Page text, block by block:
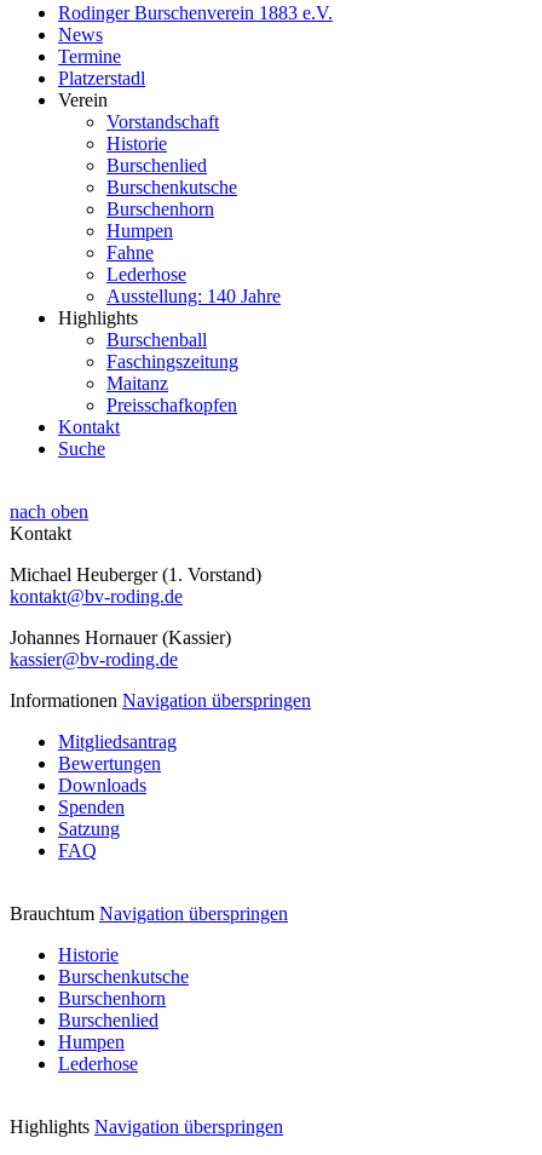
Rodinger Burschenverein 1883 e.V.
News
Termine
Platzerstadl
Verein
Vorstandschaft
Historie
Burschenlied
Burschenkutsche
Burschenhorn
Humpen
Fahne
Lederhose
Ausstellung: 140 Jahre
Highlights
Burschenball
Faschingszeitung
Maitanz
Preisschafkopfen
Kontakt
Suche
nach oben
Kontakt
Michael Heuberger (1. Vorstand)
kontakt@bv-roding.de
Johannes Hornauer (Kassier)
kassier@bv-roding.de
Informationen Navigation überspringen
Mitgliedsantrag
Bewertungen
Downloads
Spenden
Satzung
FAQ
Brauchtum Navigation überspringen
Historie
Burschenkutsche
Burschenhorn
Burschenlied
Humpen
Lederhose
Highlights Navigation überspringen